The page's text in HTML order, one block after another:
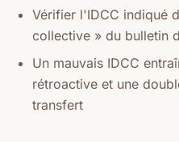
Vérifier l'IDCC indiqué
collective » du bulletin
Un mauvais IDCC
rétroactive et une
transfert